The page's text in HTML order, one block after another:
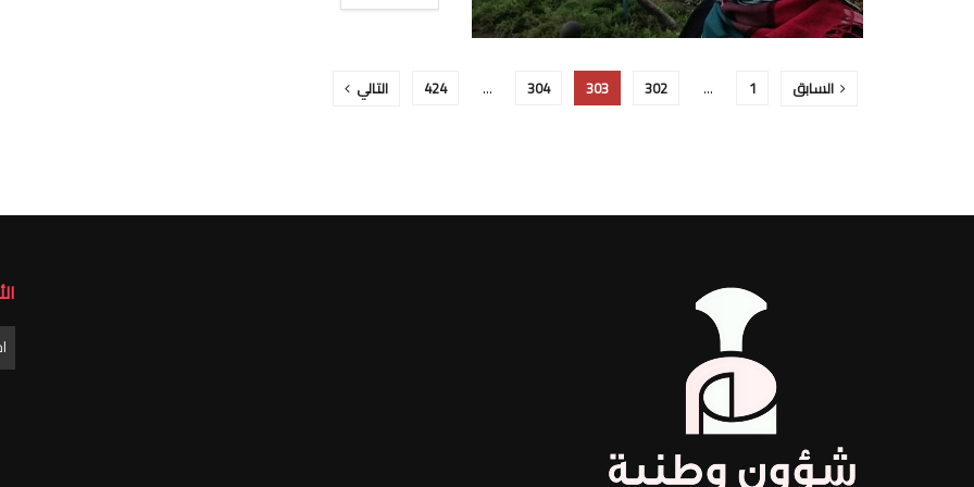
السابق 1
…
302
303
304
…
424 التالي